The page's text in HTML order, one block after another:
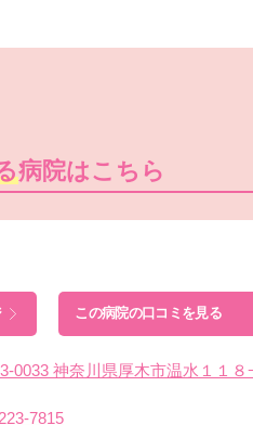
病院はこちら
この病院の口コミを見る
0033 神奈川県厚木市温水１１８
7815